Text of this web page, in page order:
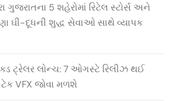
ગુજરાતના 5 શહેરોમાં રિટેલ સ્ટોર્સ અને
ઘી-દૂધની શુદ્ધ સેવાઓ સાથે વ્યાપક
ટ્રેલર લોન્ચ: 7 ઓગસ્ટે રિલીઝ થઈ
VFX જોવા મળશે